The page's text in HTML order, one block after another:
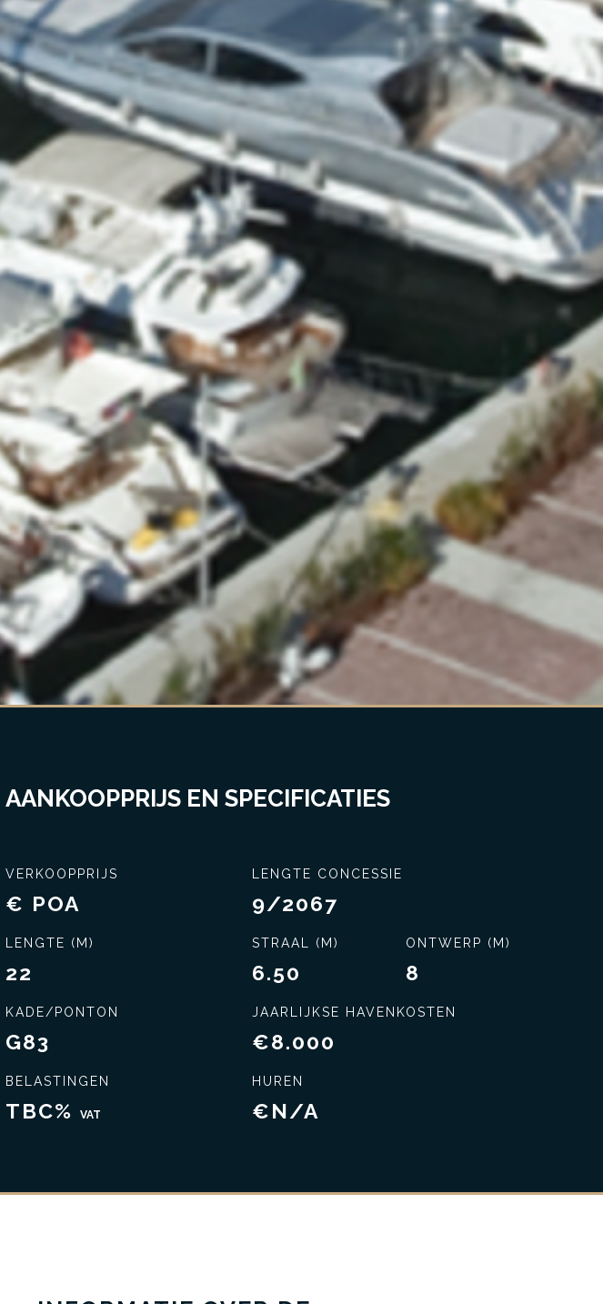
AANKOOPPRIJS EN SPECIFICATIES
VERKOOPPRIJS
€ POA
LENGTE (M)
22
KADE/PONTON
G83
BELASTINGEN
TBC% VAT
LENGTE CONCESSIE
9/2067
STRAAL (M)
6.50
ONTWERP (M)
8
JAARLIJKSE HAVENKOSTEN
€8.000
HUREN
€N/A